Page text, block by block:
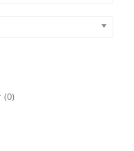
(0)